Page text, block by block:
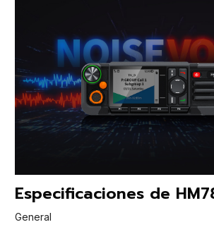
Especificaciones de
General